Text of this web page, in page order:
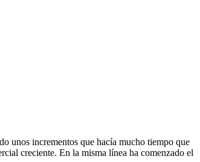
unos incrementos que hacía mucho tiempo que
creciente. En la misma línea ha comenzado el